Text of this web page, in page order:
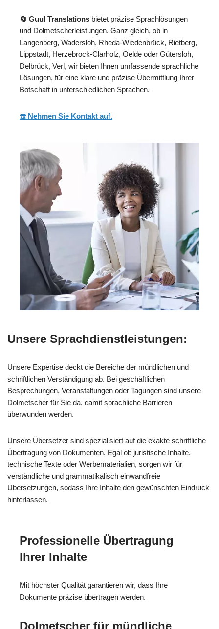
🔄 Guul Translations bietet präzise Sprachlösungen
und Dolmetscherleistungen. Ganz gleich, ob in
Langenberg, Wadersloh, Rheda-Wiedenbrück, Rietberg,
Lippstadt, Herzebrock-Clarholz, Oelde oder Gütersloh,
Delbrück, Verl, wir bieten Ihnen umfassende sprachliche
Lösungen, für eine klare und präzise Übermittlung Ihrer
Botschaft in unterschiedlichen Sprachen.
☎️ Nehmen Sie Kontakt auf.
Unsere Sprachdienstleistungen:
Unsere Expertise deckt die Bereiche der mündlichen und
schriftlichen Verständigung ab. Bei geschäftlichen
Besprechungen, Veranstaltungen oder Tagungen sind unsere
Dolmetscher für Sie da, damit sprachliche Barrieren
überwunden werden.
Unsere Übersetzer sind spezialisiert auf die exakte schriftliche
Übertragung von Dokumenten. Egal ob juristische Inhalte,
technische Texte oder Werbematerialien, sorgen wir für
verständliche und grammatikalisch einwandfreie
Übersetzungen, sodass Ihre Inhalte den gewünschten Eindruck
hinterlassen.
Professionelle Übertragung
Ihrer Inhalte
Mit höchster Qualität garantieren wir, dass Ihre
Dokumente präzise übertragen werden.
Dolmetscher für mündliche